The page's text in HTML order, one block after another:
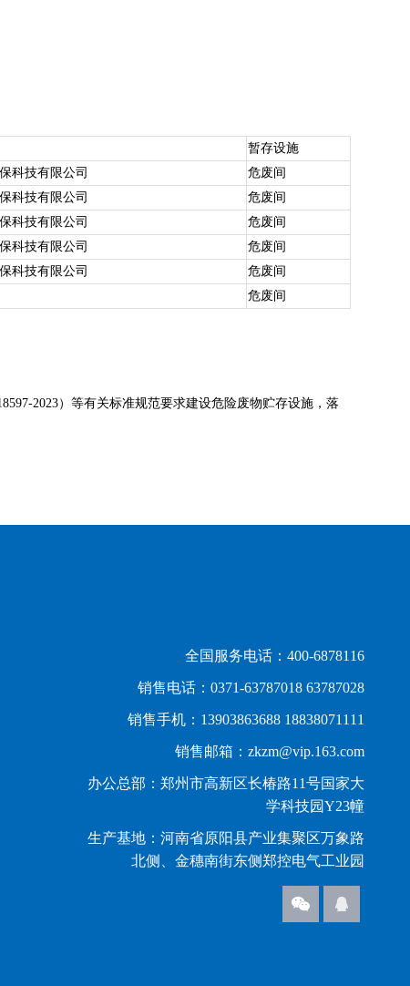
暂存设施
科技有限公司
危废间
科技有限公司
危废间
科技有限公司
危废间
科技有限公司
危废间
科技有限公司
危废间
危废间
2023）等有关标准规范要求建设危险废物贮存设施，落
全国服务电话：400-6878116
销售电话：0371-63787018 63787028
销售手机：13903863688 18838071111
销售邮箱：zkzm@vip.163.com
办公总部：郑州市高新区长椿路11号国家大
学科技园Y23幢
生产基地：河南省原阳县产业集聚区万象路
北侧、金穗南街东侧郑控电气工业园